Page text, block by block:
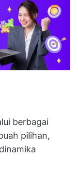
berbagai
pilihan,